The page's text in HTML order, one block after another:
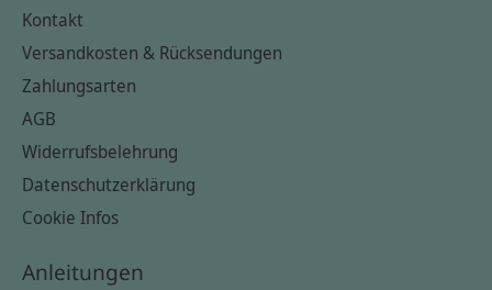
Kontakt
Versandkosten & Rücksendungen
Zahlungsarten
AGB
Widerrufsbelehrung
Datenschutzerklärung
Cookie Infos
Anleitungen